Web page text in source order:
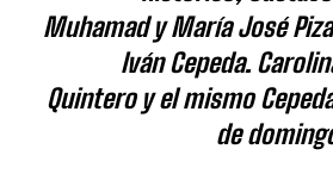
Muhamad y María José
Iván Cepeda.
Quintero y el mismo
de